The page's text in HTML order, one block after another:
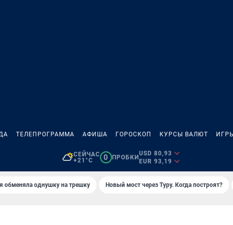
ТЕЛЕПРОГРАММА АФИША ГОРОСКОП КУРСЫ ВАЛЮТ
СЕЙЧАС
+21°C
0 ПРОБКИ
USD 80,93
EUR 93,19
обменяла однушку на трешку Новый мост через Туру. Когда построят?